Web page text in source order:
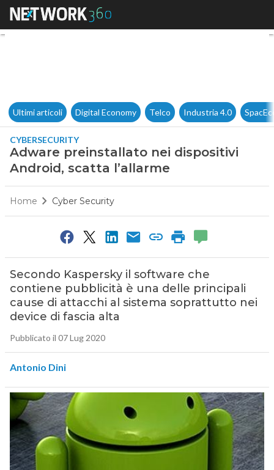
Adware preinstallato nei
Ultimi articoli Digital Economy Telco Industria 4.0
CYBERSECURITY
Adware preinstallato nei dispositivi
Android, scatta l’allarme
Home Cyber Security
Secondo Kaspersky il software che
contiene pubblicità è una delle principali
cause di attacchi al sistema soprattutto nei
device di fascia alta
Pubblicato il 07 Lug 2020
Antonio Dini